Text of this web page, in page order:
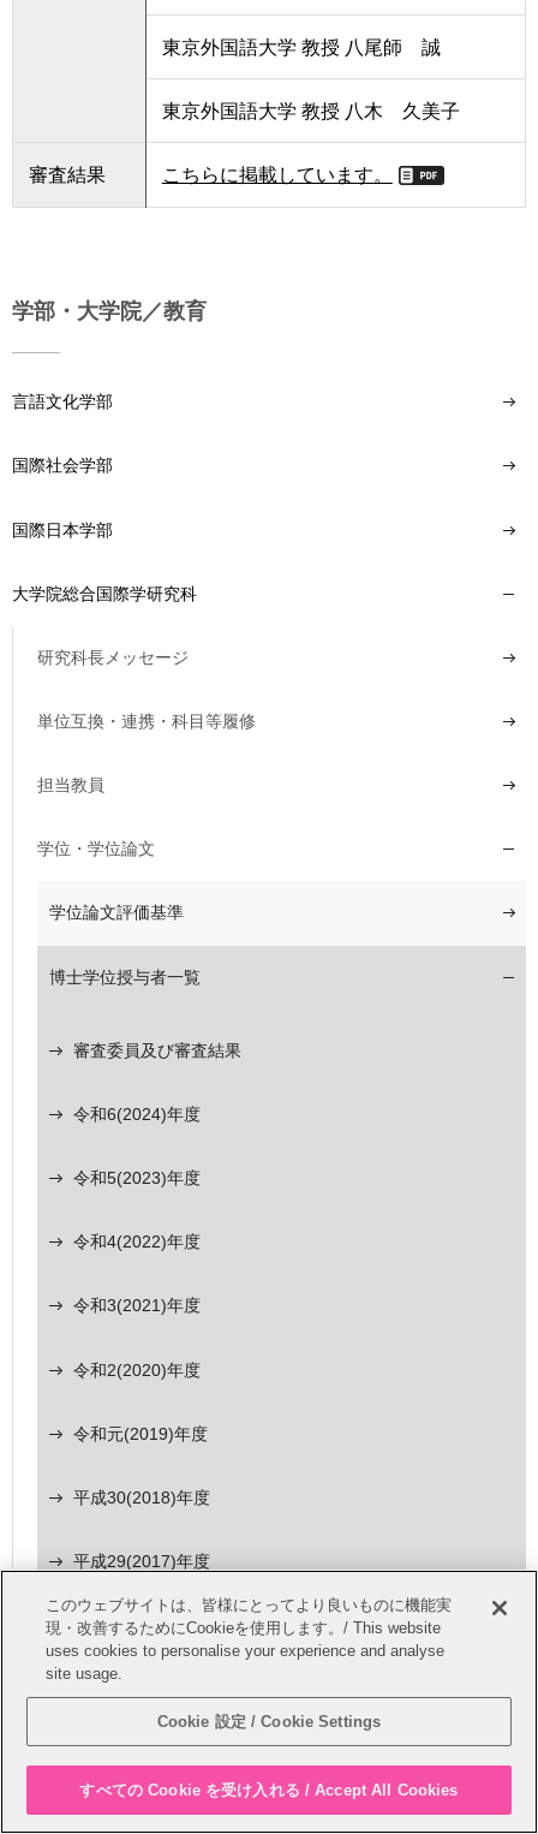
東京外国語大学 教授 八尾師 誠
東京外国語大学 教授 八木 久美子
審査結果 こちらに掲載しています。
学部・大学院／教育
言語文化学部
国際社会学部
国際日本学部
大学院総合国際学研究科
研究科長メッセージ
単位互換・連携・科目等履修
担当教員
学位・学位論文
学位論文評価基準
博士学位授与者一覧
審査委員及び審査結果
令和6(2024)年度
令和5(2023)年度
令和4(2022)年度
令和3(2021)年度
令和2(2020)年度
令和元(2019)年度
平成30(2018)年度
平成29(2017)年度
平成28(2016)年度
平成27(2015)年度
平成26(2014)年度
平成25(2013)年度
このウェブサイトは、皆様にとってより良いものに機能実
現・改善するためにCookieを使用します。/ This website
uses cookies to personalise your experience and analyse
site usage.
Cookie 設定 / Cookie Settings
すべての Cookie を受け入れる / Accept All Cookies